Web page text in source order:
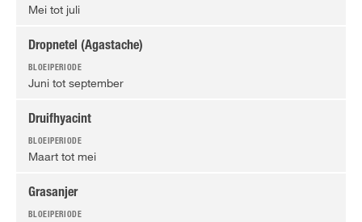
Mei tot juli
Dropnetel (Agastache)
Juni tot september
Druifhyacint
Maart tot mei
Grasanjer